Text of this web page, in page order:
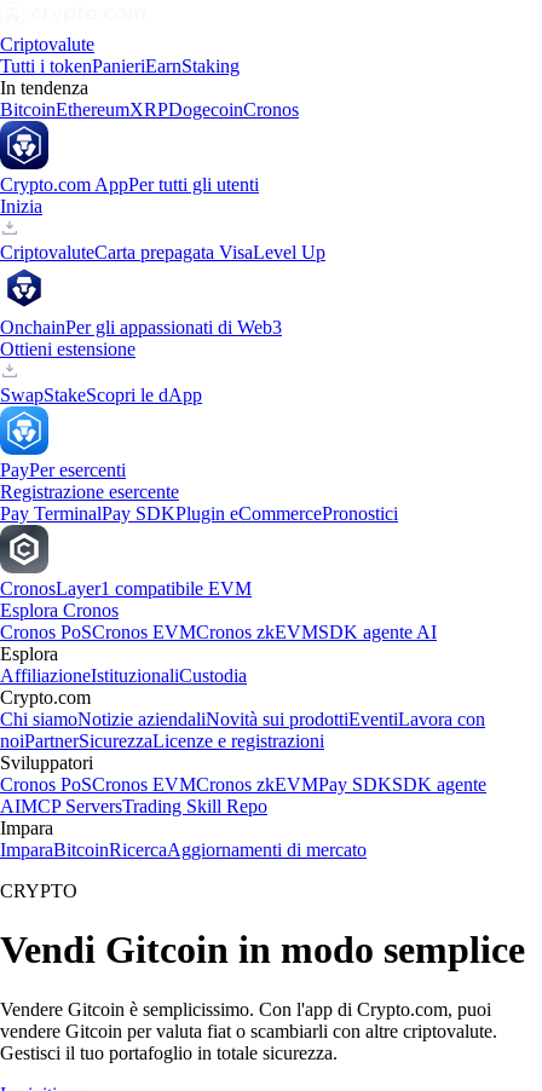
Criptovalute
Tutti i tokenPanieriEarnStaking
In tendenza
BitcoinEthereumXRPDogecoinCronos
Crypto.com AppPer tutti gli utenti
Inizia
CriptovaluteCarta prepagata VisaLevel Up
OnchainPer gli appassionati di Web3
Ottieni estensione
SwapStakeScopri le dApp
PayPer esercenti
Registrazione esercente
Pay TerminalPay SDKPlugin eCommercePronostici
CronosLayer1 compatibile EVM
Esplora Cronos
Cronos PoSCronos EVMCronos zkEVMSDK agente AI
Esplora
AffiliazioneIstituzionaliCustodia
Crypto.com
Chi siamoNotizie aziendaliNovità sui prodottiEventiLavora con
noiPartnerSicurezzaLicenze e registrazioni
Sviluppatori
Cronos PoSCronos EVMCronos zkEVMPay SDKSDK agente
AIMCP ServersTrading Skill Repo
Impara
ImparaBitcoinRicercaAggiornamenti di mercato
CRYPTO
Vendi Gitcoin in modo semplice
Vendere Gitcoin è semplicissimo. Con l'app di Crypto.com, puoi
vendere Gitcoin per valuta fiat o scambiarli con altre criptovalute.
Gestisci il tuo portafoglio in totale sicurezza.